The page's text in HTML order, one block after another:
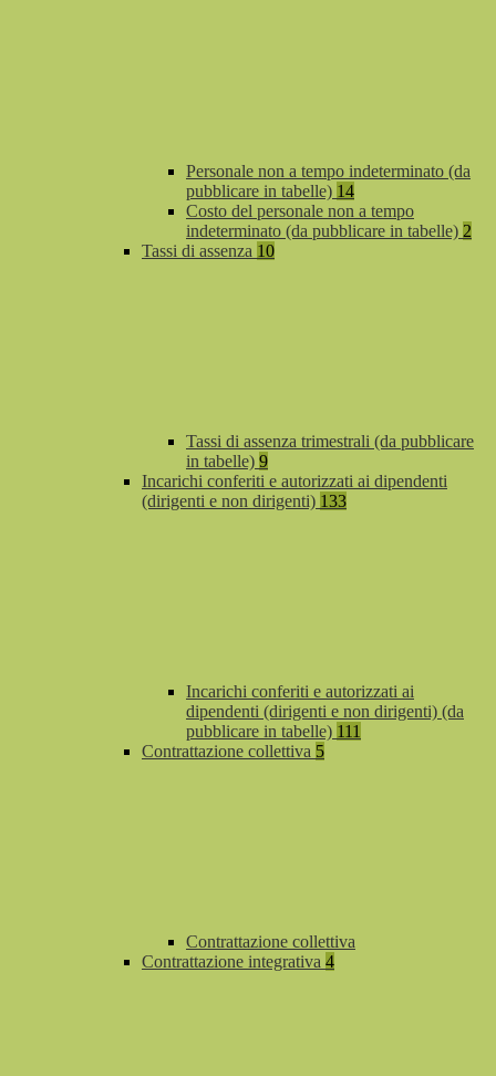
Personale non a tempo indeterminato (da
pubblicare in tabelle) 14
Costo del personale non a tempo
indeterminato (da pubblicare in tabelle) 2
Tassi di assenza 10
Tassi di assenza trimestrali (da pubblicare
in tabelle) 9
Incarichi conferiti e autorizzati ai dipendenti
(dirigenti e non dirigenti) 133
Incarichi conferiti e autorizzati ai
dipendenti (dirigenti e non dirigenti) (da
pubblicare in tabelle) 111
Contrattazione collettiva 5
Contrattazione collettiva
Contrattazione integrativa 4